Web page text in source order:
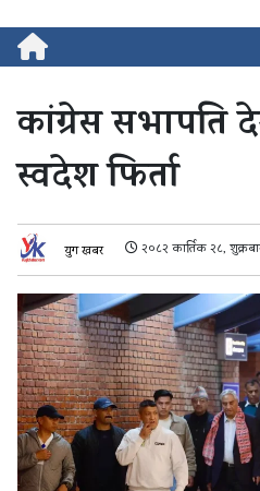
कांग्रेस सभापति
स्वदेश फिर्ता
युग खबर २०८२ कार्तिक २८,